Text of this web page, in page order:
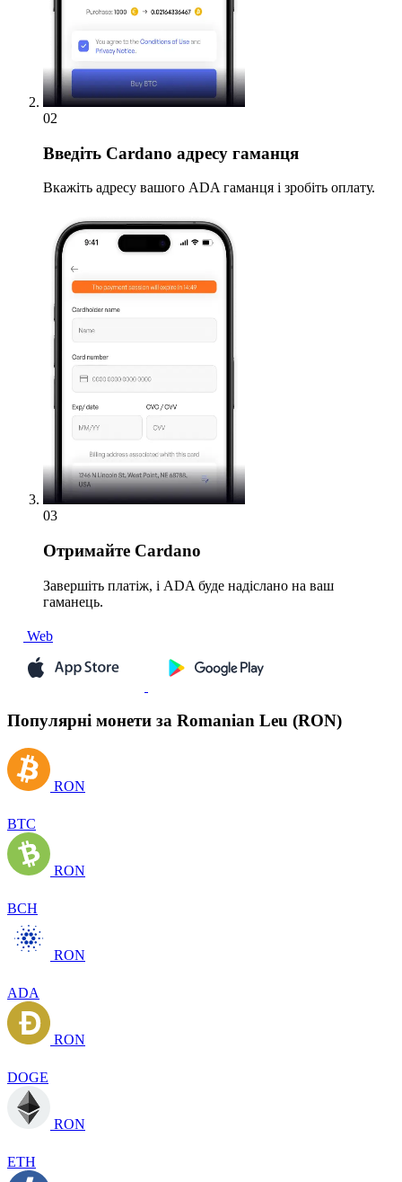
02
Введіть Cardano адресу гаманця
Вкажіть адресу вашого ADA гаманця і зробіть оплату.
03
Отримайте Cardano
Завершіть платіж, і ADA буде надіслано на ваш
гаманець.
Web
Популярні монети за Romanian Leu (RON)
RON
BTC
RON
BCH
RON
ADA
RON
DOGE
RON
ETH